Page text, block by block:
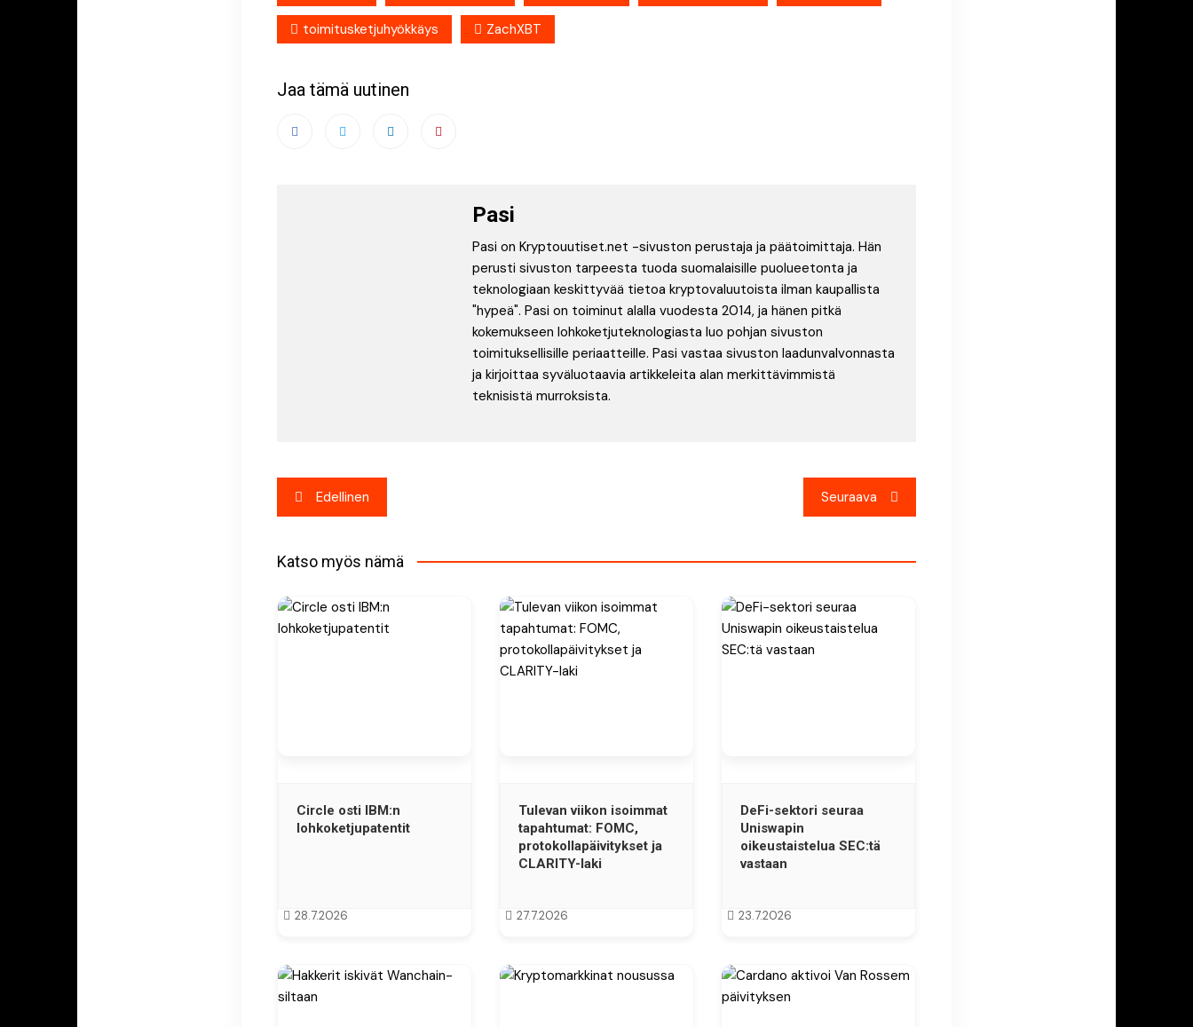
toimitusketjuhyökkäys ZachXBT
Jaa tämä uutinen
Pasi
Pasi on Kryptouutiset.net -sivuston perustaja ja päätoimittaja. Hän
perusti sivuston tarpeesta tuoda suomalaisille puolueetonta ja
teknologiaan keskittyvää tietoa kryptovaluutoista ilman kaupallista
"hypeä". Pasi on toiminut alalla vuodesta 2014, ja hänen pitkä
kokemukseen lohkoketjuteknologiasta luo pohjan sivuston
toimituksellisille periaatteille. Pasi vastaa sivuston laadunvalvonnasta
ja kirjoittaa syväluotaavia artikkeleita alan merkittävimmistä
teknisistä murroksista.
Artikkelien
selaus
Edellinen Seuraava
Katso myös nämä
Circle osti IBM:n
lohkoketjupatentit
28.7.2026
Tulevan viikon isoimmat
tapahtumat: FOMC,
protokollapäivitykset ja
CLARITY-laki
27.7.2026
DeFi-sektori seuraa
Uniswapin
oikeustaistelua SEC:tä
vastaan
23.7.2026